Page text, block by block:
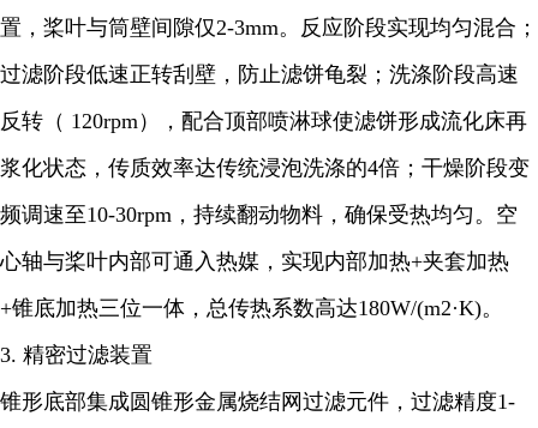
置，桨叶与筒壁间隙仅2-3mm。反应阶段实现均匀混合；
过滤阶段低速正转刮壁，防止滤饼龟裂；洗涤阶段高速
反转（ 120rpm），配合顶部喷淋球使滤饼形成流化床再
浆化状态，传质效率达传统浸泡洗涤的4倍；干燥阶段变
频调速至10-30rpm，持续翻动物料，确保受热均匀。空
心轴与桨叶内部可通入热媒，实现内部加热+夹套加热
+锥底加热三位一体，总传热系数高达180W/(m2·K)。
3. 精密过滤装置
锥形底部集成圆锥形金属烧结网过滤元件，过滤精度1-